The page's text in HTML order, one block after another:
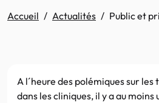
Accueil Actualités Public et
A l´heure des polémiques sur
dans les cliniques, il y a au moins